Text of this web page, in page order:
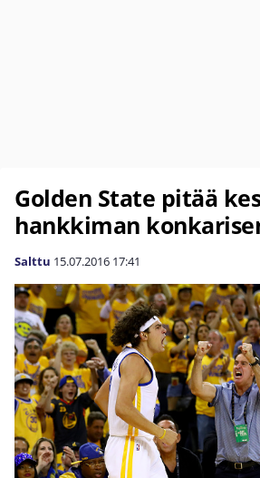
Golden State pitää
hankkiman
Salttu 15.07.2016 17:41